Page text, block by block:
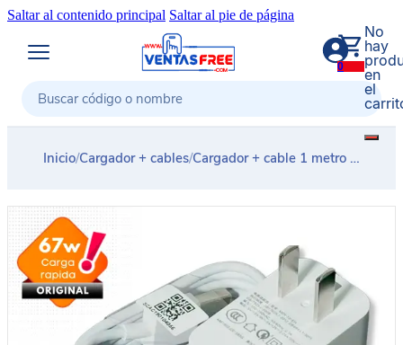
Saltar al contenido principal Saltar al pie de página
Buscar
0
No
hay
en
el
Inicio/Cargador + cables/Cargador + cable 1 metro carga rapida XIAOMI 67w